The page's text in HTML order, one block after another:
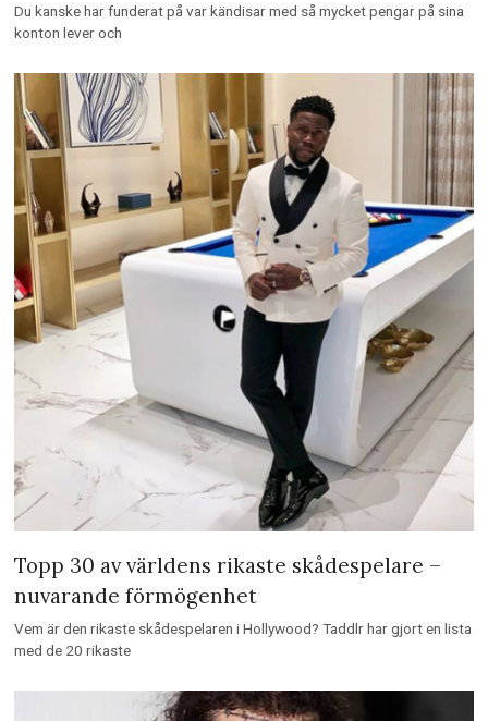
Du kanske har funderat på var kändisar med så mycket pengar på sina
konton lever och
Topp 30 av världens rikaste skådespelare –
nuvarande förmögenhet
Vem är den rikaste skådespelaren i Hollywood? Taddlr har gjort en lista
med de 20 rikaste